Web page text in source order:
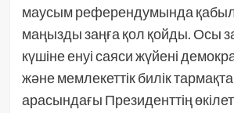
маусым референдумында
маңызды заңға қол қойды. Осы
күшіне енуі саяси жүйені
және мемлекеттік билік
арасындағы Президенттің